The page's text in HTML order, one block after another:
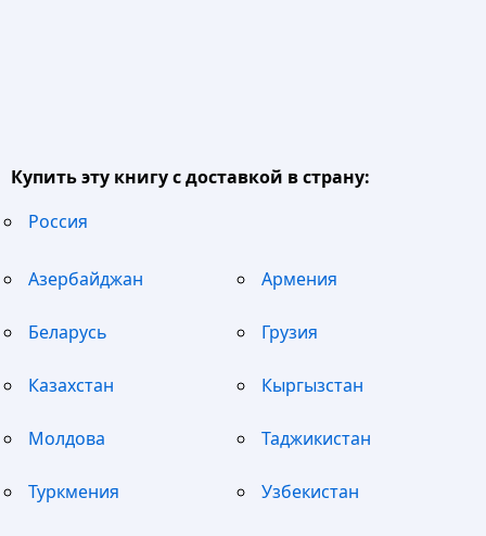
Купить эту книгу с доставкой в страну:
Россия
Азербайджан Армения
Беларусь Грузия
Казахстан Кыргызстан
Молдова Таджикистан
Туркмения Узбекистан